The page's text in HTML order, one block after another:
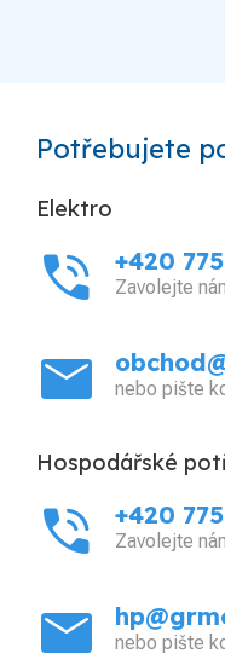
Potřebujete
Elektro
phone_in_talk +420
Zavolejte
mail nebo pište
Hospodářské
phone_in_talk +420
Zavolejte
mail nebo pište